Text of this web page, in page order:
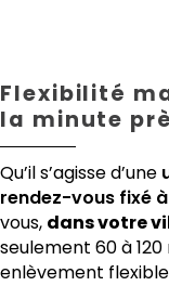
Flexibilité
la minute
Qu’il s’agisse d’une
rendez-vous fixé
vous, dans votre
seulement 60 à
enlèvement